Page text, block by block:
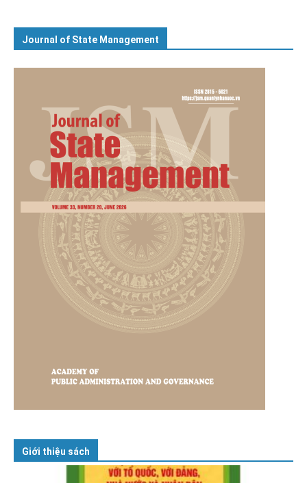
Journal of State Management
Giới thiệu sách